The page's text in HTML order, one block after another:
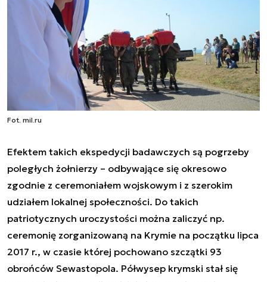
Fot. mil.ru
Efektem takich ekspedycji badawczych są pogrzeby
poległych żołnierzy – odbywające się okresowo
zgodnie z ceremoniałem wojskowym i z szerokim
udziałem lokalnej społeczności. Do takich
patriotycznych uroczystości można zaliczyć np.
ceremonię zorganizowaną na Krymie na początku lipca
2017 r., w czasie której pochowano szczątki 93
obrońców Sewastopola. Półwysep krymski stał się